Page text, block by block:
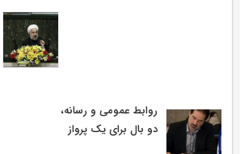
روابط عمومی و رسانه،
دو بال برای یک پرواز